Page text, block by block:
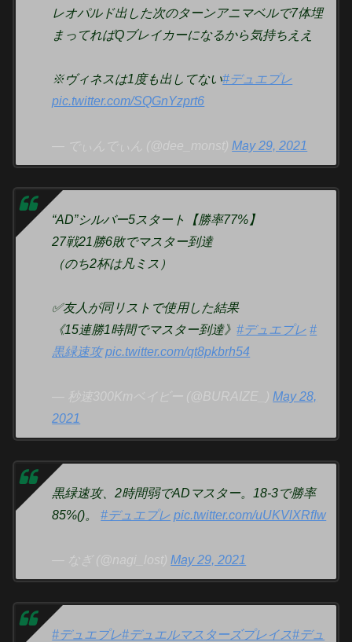
レオパルド出した次のターンアニマベルで7体埋
まってればQブレイカーになるから気持ちええ
※ヴィネスは1度も出してない#デュエプレ
pic.twitter.com/SQGnYzprt6
— でぃんでぃん (@dee_monst)May 29, 2021
“AD”シルバー5スタート【勝率77%】
27戦21勝6敗でマスター到達
（のち2杯は凡ミス）
✅友人が同リストで使用した結果
《15連勝1時間でマスター到達》#デュエプレ #
黒緑速攻 pic.twitter.com/qt8pkbrh54
— 秒速300Kmベイビー (@BURAIZE_)May 28,
2021
黒緑速攻、2時間弱でADマスター。18-3で勝率
85%()。#デュエプレ pic.twitter.com/uUKVlXRfIw
— なぎ (@nagi_lost)May 29, 2021
#デュエプレ#デュエルマスターズプレイス#デュ